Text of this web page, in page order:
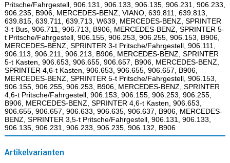
Pritsche/Fahrgestell, 906.131, 906.133, 906.135, 906.231, 906.233,
906.235, B906, MERCEDES-BENZ, VIANO, 639.811, 639.813,
639.815, 639.711, 639.713, W639, MERCEDES-BENZ, SPRINTER
3-t Bus, 906.711, 906.713, B906, MERCEDES-BENZ, SPRINTER 5-
t Pritsche/Fahrgestell, 906.155, 906.253, 906.255, 906.153, B906,
MERCEDES-BENZ, SPRINTER 3-t Pritsche/Fahrgestell, 906.111,
906.113, 906.211, 906.213, B906, MERCEDES-BENZ, SPRINTER
5-t Kasten, 906.653, 906.655, 906.657, B906, MERCEDES-BENZ,
SPRINTER 4,6-t Kasten, 906.653, 906.655, 906.657, B906,
MERCEDES-BENZ, SPRINTER 5-t Pritsche/Fahrgestell, 906.153,
906.155, 906.255, 906.253, B906, MERCEDES-BENZ, SPRINTER
4,6-t Pritsche/Fahrgestell, 906.153, 906.155, 906.253, 906.255,
B906, MERCEDES-BENZ, SPRINTER 4,6-t Kasten, 906.653,
906.655, 906.657, 906.633, 906.635, 906.637, B906, MERCEDES-
BENZ, SPRINTER 3,5-t Pritsche/Fahrgestell, 906.131, 906.133,
906.135, 906.231, 906.233, 906.235, 906.132, B906
Artikelvarianten